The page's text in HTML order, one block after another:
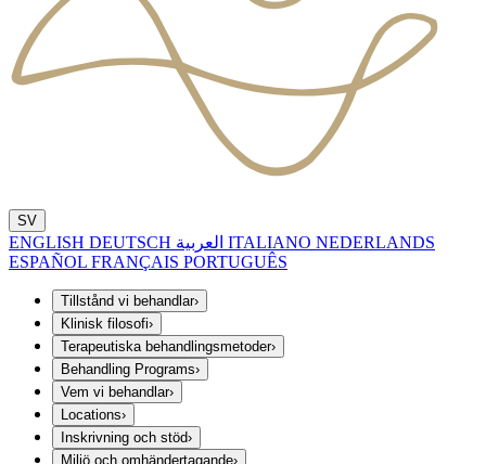
SV
ENGLISH DEUTSCH ITALIANO NEDERLANDS
ESPAÑOL FRANÇAIS PORTUGUÊS
Tillstånd vi behandlar›
Klinisk filosofi›
Terapeutiska behandlingsmetoder›
Behandling Programs›
Vem vi behandlar›
Locations›
Inskrivning och stöd›
Miljö och omhändertagande›